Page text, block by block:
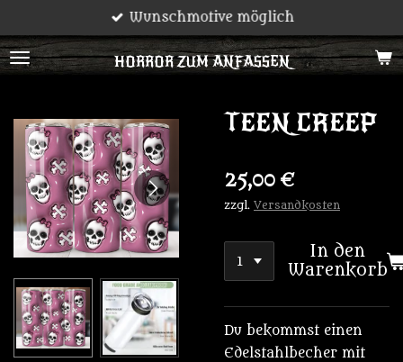
Hauptinhalt
springen
HORROR ZUM ANFASSEN
Wunschmotive möglich
TEEN CREEP
25,00 €
zzgl. Versandkosten
In den
Warenkorb
Du bekommst einen
Edelstahlbecher mit